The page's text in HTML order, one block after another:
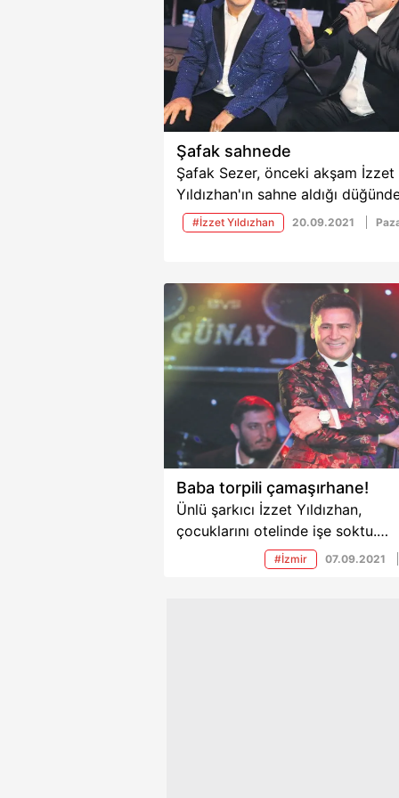
Şafak sahnede
Şafak Sezer, önceki akşam İzzet
Yıldızhan'ın sahne aldığı
uzun hava okudu. İşte haberin
detayları ve 20 Eylül tarihli Takvim
haberleri...
#İzzet Yıldızhan 20.09.2021
Baba torpili çamaşırhane!
Ünlü şarkıcı İzzet Yıldızhan,
çocuklarını otelinde işe soktu.
“Hayatın zorluklarını görsünler”
İzzet Yıldızhan , iki oğlunu
#İzmir 07.09.2021